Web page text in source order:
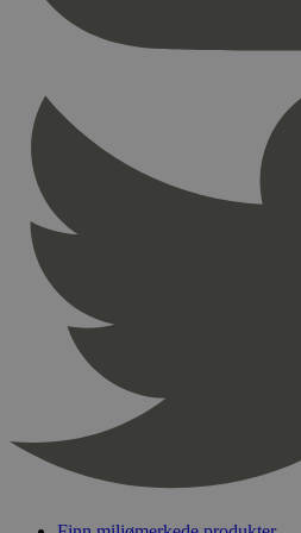
_hjAbsoluteSessionInProgress
pageviewCount
nelapi-last-visited-category